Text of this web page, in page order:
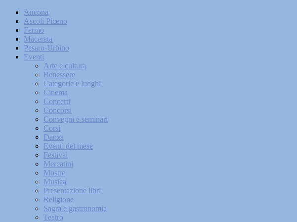
Ancona
Ascoli Piceno
Fermo
Macerata
Pesaro-Urbino
Eventi
Arte e cultura
Benessere
Categorie e luoghi
Cinema
Concerti
Concorsi
Convegni e seminari
Corsi
Danza
Eventi del mese
Festival
Mercatini
Mostre
Musica
Presentazione libri
Religione
Sagra e gastronomia
Teatro